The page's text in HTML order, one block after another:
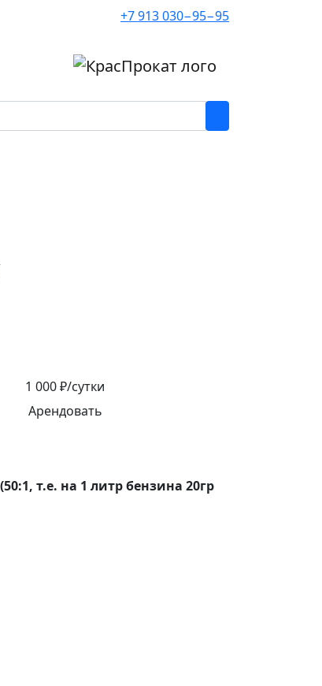
+7 913 030−95−95
1 000 ₽/сутки
Арендовать
т.е. на 1 литр бензина 20гр